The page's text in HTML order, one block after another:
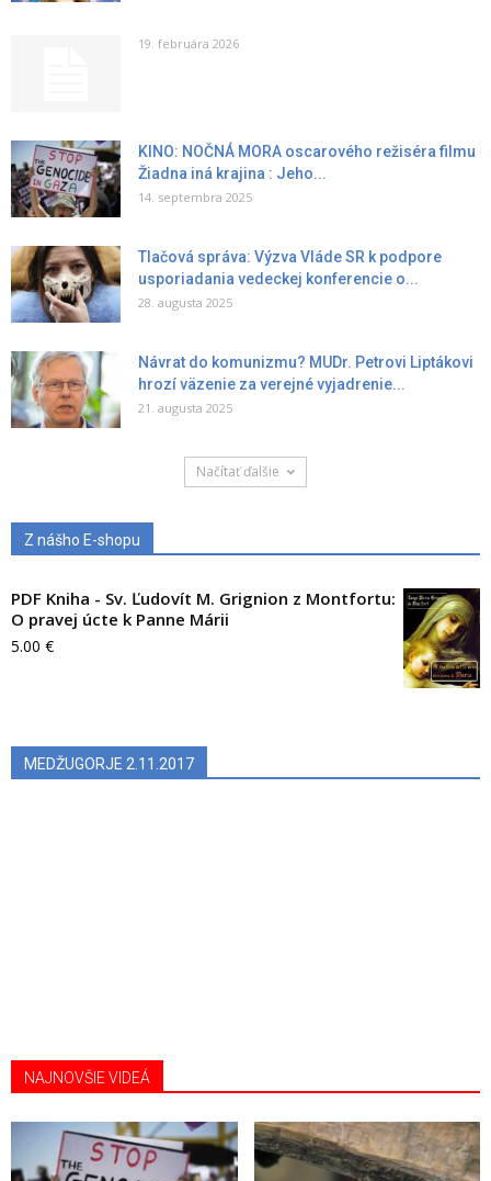
19. februára 2026
KINO: NOČNÁ MORA oscarového režiséra filmu
Žiadna iná krajina : Jeho...
14. septembra 2025
Tlačová správa: Výzva Vláde SR k podpore
usporiadania vedeckej konferencie o...
28. augusta 2025
Návrat do komunizmu? MUDr. Petrovi Liptákovi
hrozí väzenie za verejné vyjadrenie...
21. augusta 2025
Načítať ďalšie
Z nášho E-shopu
PDF Kniha - Sv. Ľudovít M. Grignion z Montfortu:
O pravej úcte k Panne Márii
5.00 €
MEDŽUGORJE 2.11.2017
NAJNOVŠIE VIDEÁ